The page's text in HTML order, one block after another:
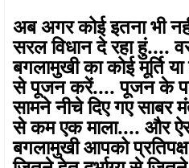
अब अगर कोई इतना भी
सरल विधान दे रहा हुं....
बगलामुखी का कोई मूर्ति या
से पूजन करें.... पूजन के
सामने नीचे दिए गए
से कम एक माला.... और
बगलामुखी आपको